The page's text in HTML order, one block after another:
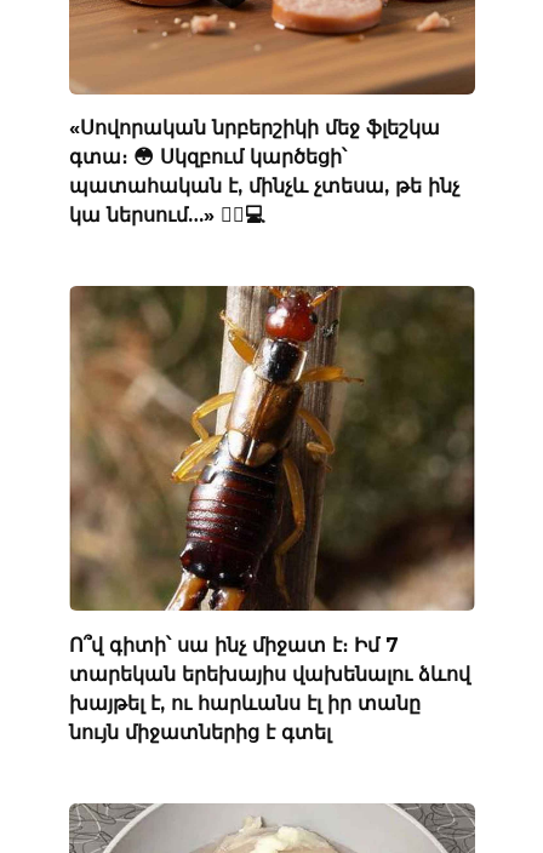
«Սովորական նրբերշիկի մեջ ֆլեշկա
գտա։ 😳 Սկզբում կարծեցի՝
պատահական է, մինչև չտեսա, թե ինչ
կա ներսում…» 🕵️‍♂️💻
Ո՞վ գիտի՝ սա ինչ միջատ է։ Իմ 7
տարեկան երեխայիս վախենալու ձևով
խայթել է, ու հարևանս էլ իր տանը
նույն միջատներից է գտել